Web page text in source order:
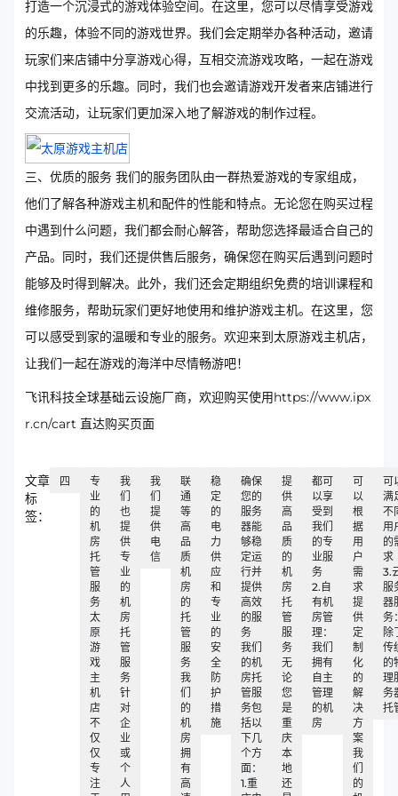
打造一个沉浸式的游戏体验空间。在这里，您可以尽情享受游戏
的乐趣，体验不同的游戏世界。我们会定期举办各种活动，邀请
玩家们来店铺中分享游戏心得，互相交流游戏攻略，一起在游戏
中找到更多的乐趣。同时，我们也会邀请游戏开发者来店铺进行
交流活动，让玩家们更加深入地了解游戏的制作过程。
三、优质的服务 我们的服务团队由一群热爱游戏的专家组成，
他们了解各种游戏主机和配件的性能和特点。无论您在购买过程
中遇到什么问题，我们都会耐心解答，帮助您选择最适合自己的
产品。同时，我们还提供售后服务，确保您在购买后遇到问题时
能够及时得到解决。此外，我们还会定期组织免费的培训课程和
维修服务，帮助玩家们更好地使用和维护游戏主机。在这里，您
可以感受到家的温暖和专业的服务。欢迎来到太原游戏主机店，
让我们一起在游戏的海洋中尽情畅游吧！
飞讯科技全球基础云设施厂商，欢迎购买使用https://www.ipx
r.cn/cart 直达购买页面
文章
标
签：
四
专
业
的
机
房
托
管
服
务
太
原
游
戏
主
机
店
不
仅
仅
专
注
我
们
也
提
供
专
业
的
机
房
托
管
服
务
针
对
企
业
或
个
人
我
们
提
供
电
信
联
通
等
高
品
质
机
房
的
托
管
服
务
我
们
的
机
房
拥
有
高
稳
定
的
电
力
供
应
和
专
业
的
安
全
防
护
措
施
确保
您的
服务
器能
够稳
定运
行并
提供
高效
的服
务
我们
的机
房托
管服
务包
括以
下几
个方
面：
1.重
提
供
高
品
质
的
机
房
托
管
服
务
无
论
您
是
重
庆
本
地
还
都可
以享
受到
我们
的专
业服
务
2.自
有机
房管
理：
我们
拥有
自主
管理
的机
房
可
以
根
据
用
户
需
求
提
供
定
制
化
的
解
决
方
案
我
们
的
可
满
不
用
的
求
3.
服
器
务
除
传
的
理
务
托